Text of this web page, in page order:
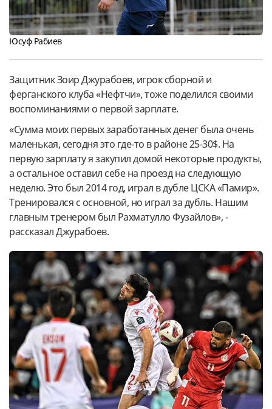
Юсуф Рабиев
Защитник Зоир Джурабоев, игрок сборной и
ферганского клуба «Нефтчи», тоже поделился своими
воспоминаниями о первой зарплате.
«Сумма моих первых заработанных денег была очень
маленькая, сегодня это где-то в районе 25-30$. На
первую зарплату я закупил домой некоторые продукты,
а остальное оставил себе на проезд на следующую
неделю. Это был 2014 год, играл в дубле ЦСКА «Памир».
Тренировался с основной, но играл за дубль. Нашим
главным тренером был Рахматулло Фузайлов», -
рассказал Джурабоев.